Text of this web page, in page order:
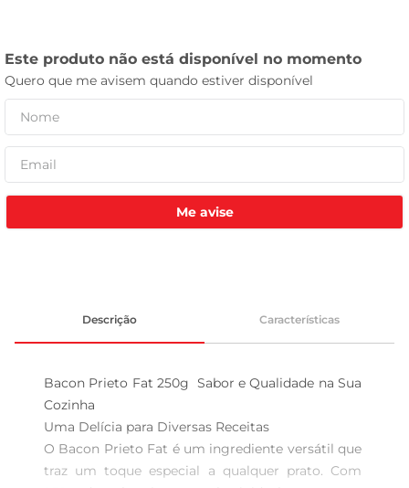
Me avise
Descrição Características
Bacon Prieto Fat 250g  Sabor e Qualidade na Sua
Cozinha
Uma Delícia para Diversas Receitas
O Bacon Prieto Fat é um ingrediente versátil que
traz um toque especial a qualquer prato. Com
leite pó